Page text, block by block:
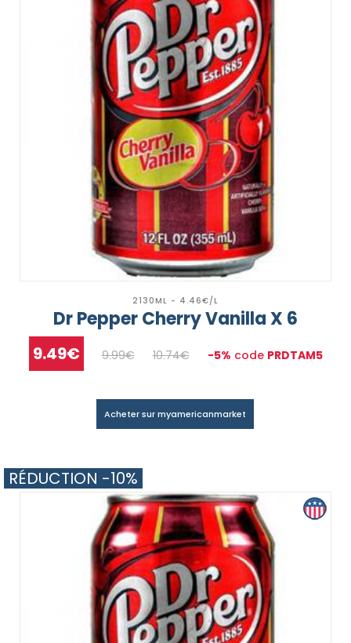
2130ML - 4.46€/L
Dr Pepper Cherry Vanilla X 6
9.49€ 9.99€ 10.74€ -5% code PRDTAM5
Acheter sur myamericanmarket
RÉDUCTION -10%